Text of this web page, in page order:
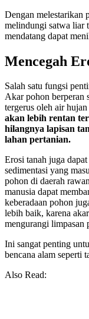
Dengan melestarikan
melindungi satwa liar
mendatang dapat
Mencegah
Salah satu fungsi
Akar pohon berperan
tergerus oleh air
akan lebih rentan
hilangnya lapisan
lahan pertanian.
Erosi tanah juga
sedimentasi yang
pohon di daerah
manusia dapat
keberadaan pohon
lebih baik, karena
mengurangi limpasan
Ini sangat penting
bencana alam seperti
Also Read: